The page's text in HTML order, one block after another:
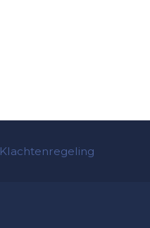
Klachtenregeling